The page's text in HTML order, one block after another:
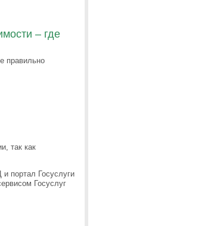
– где
правильно
так как
портал Госуслуги
Госуслуг